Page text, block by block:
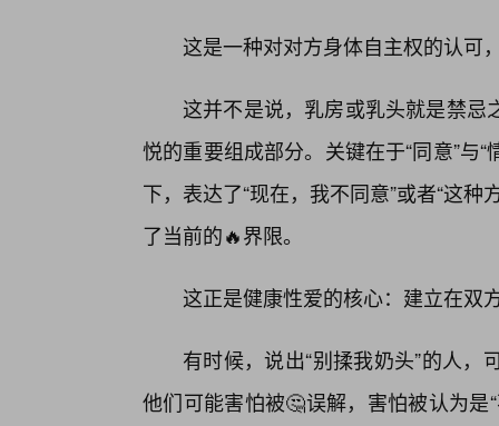
这是一种对对方身体自主权的认可
这并不是说，乳房或乳头就是禁
悦的重要组成部分。关键在于“同意”与
下，表达了“现在，我不同意”或者“这
了当前的🔥界限。
这正是健康性爱的核心：建立在双
有时候，说出“别揉我奶头”的人
他们可能害怕被🤔误解，害怕被认为